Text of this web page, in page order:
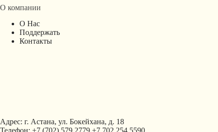
О компании
О Нас
Поддержать
Контакты
Адрес: г. Астана, ул. Бокейхана, д. 18
Телефон: +7 (702) 579 2779 +7 702 254 5590